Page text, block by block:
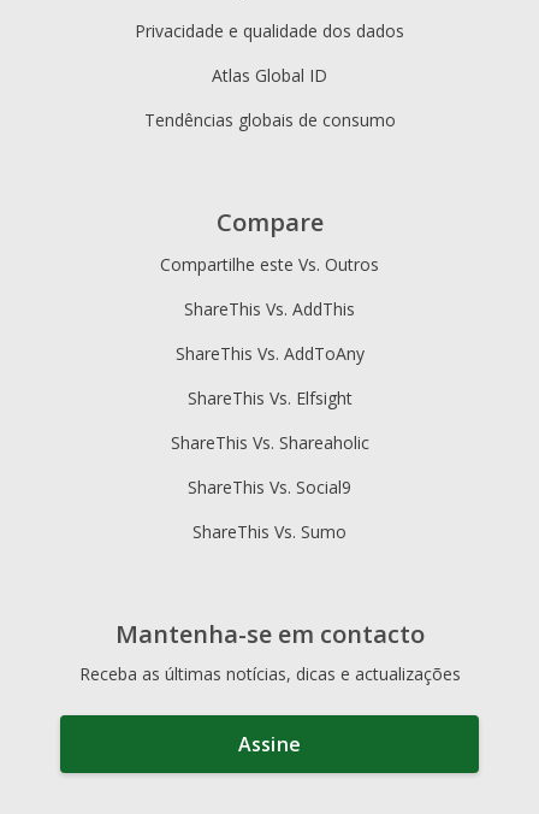
Privacidade e qualidade dos dados
Atlas Global ID
Tendências globais de consumo
Compare
Compartilhe este Vs. Outros
ShareThis Vs. AddThis
ShareThis Vs. AddToAny
ShareThis Vs. Elfsight
ShareThis Vs. Shareaholic
ShareThis Vs. Social9
ShareThis Vs. Sumo
Mantenha-se em contacto
Receba as últimas notícias, dicas e actualizações
Assine